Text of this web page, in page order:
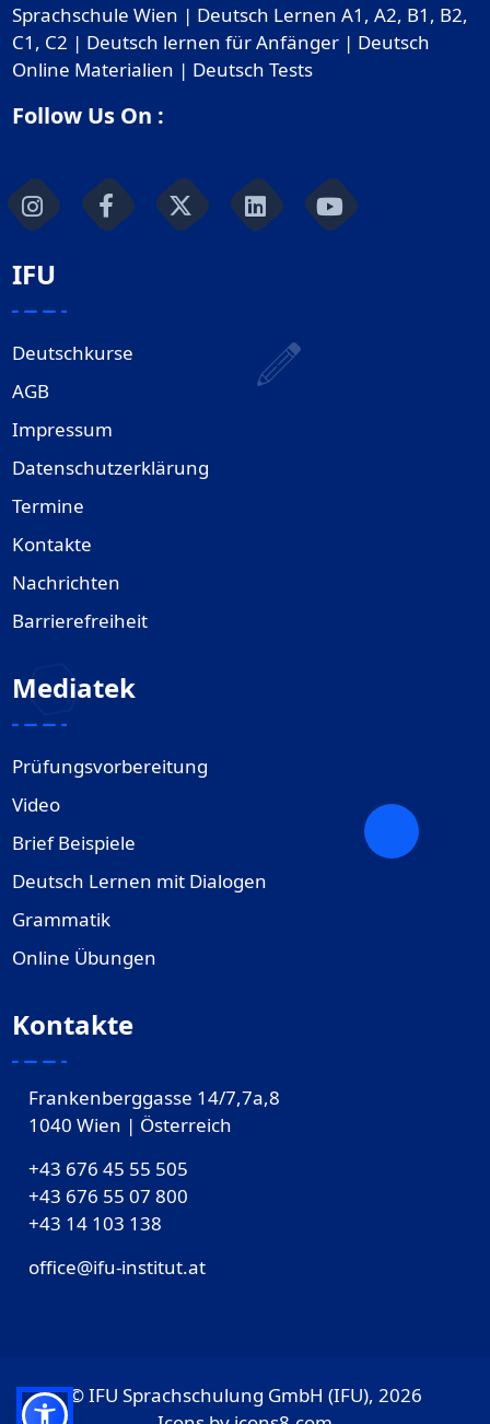
Sprachschule Wien | Deutsch Lernen A1, A2, B1, B2,
C1, C2 | Deutsch lernen für Anfänger | Deutsch
Online Materialien | Deutsch Tests
Follow Us On :
IFU
Deutschkurse
AGB
Impressum
Datenschutzerklärung
Termine
Kontakte
Nachrichten
Barrierefreiheit
Mediatek
Prüfungsvorbereitung
Video
Brief Beispiele
Deutsch Lernen mit Dialogen
Grammatik
Online Übungen
Kontakte
Frankenberggasse 14/7,7a,8
1040 Wien | Österreich
+43 676 45 55 505
+43 676 55 07 800
‎+43 14 103 138
office@ifu-institut.at
© IFU Sprachschulung GmbH (IFU), 2026